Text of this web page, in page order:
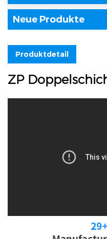
Neue Produkte
Produktdetail
ZP